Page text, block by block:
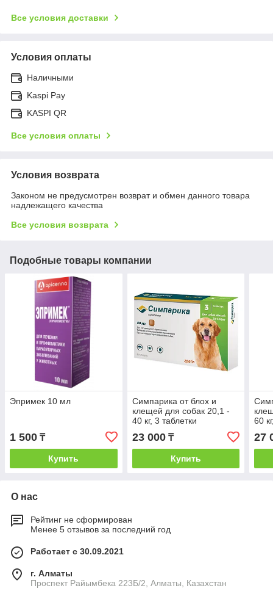
Все условия доставки
Условия оплаты
Наличными
Kaspi Pay
KASPI QR
Все условия оплаты
Условия возврата
Законом не предусмотрен возврат и обмен данного товара
надлежащего качества
Все условия возврата
Подобные товары компании
Эпримек 10 мл
1 500 ₸
Купить
Симпарика от блох и
клещей для собак 20,1 -
40 кг, 3 таблетки
23 000₸
Купить
60
27
О нас
Рейтинг не сформирован
Менее 5 отзывов за последний год
Работает с 30.09.2021
г. Алматы
Проспект Райымбека 223Б/2, Алматы, Казахстан